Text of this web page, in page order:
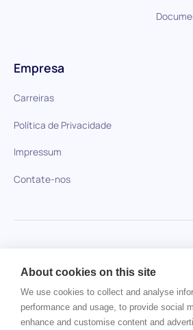
Empresa
Carreiras
Política de Privacidade
Impressum
Contate-nos
Nenhum item encontrado.
About cookies on this site
We use cookies to collect and analyse
performance and usage, to provide social
enhance and customise content and